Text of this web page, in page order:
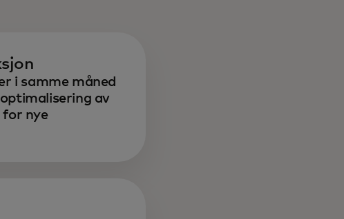
i samme måned
av
for nye